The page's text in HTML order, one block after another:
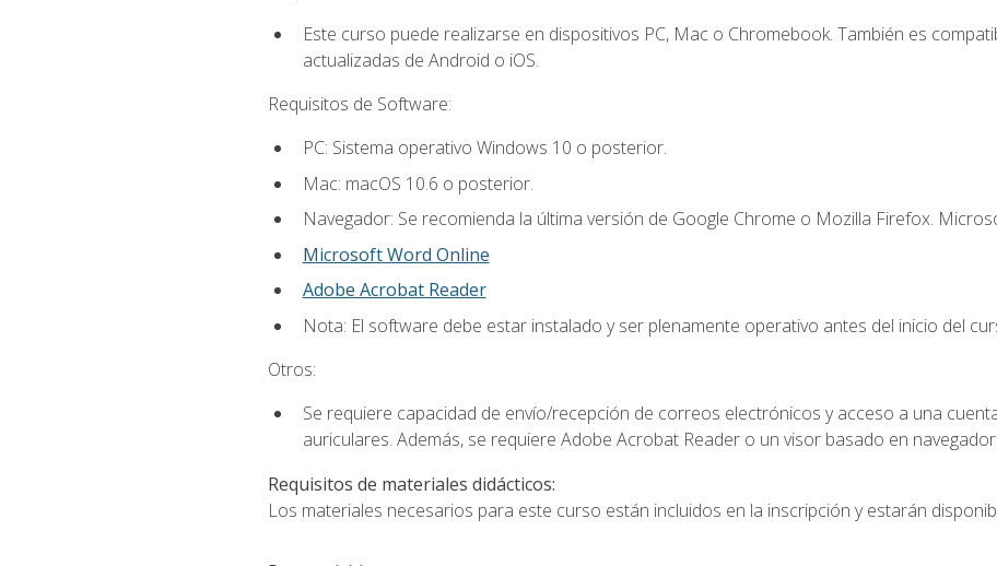
Este curso puede realizarse en dispositivos PC, Mac o Chromebook. También es
actualizadas de Android o iOS.
Requisitos de Software:
PC: Sistema operativo Windows 10 o posterior.
Mac: macOS 10.6 o posterior.
Navegador: Se recomienda la última versión de Google Chrome o Mozilla Firefox.
Microsoft Word Online
Adobe Acrobat Reader
Nota: El software debe estar instalado y ser plenamente operativo antes del inicio del
Otros:
Se requiere capacidad de envío/recepción de correos electrónicos y acceso a una
auriculares. Además, se requiere Adobe Acrobat Reader o un visor basado en
Requisitos de materiales didácticos:
Los materiales necesarios para este curso están incluidos en la inscripción y estarán